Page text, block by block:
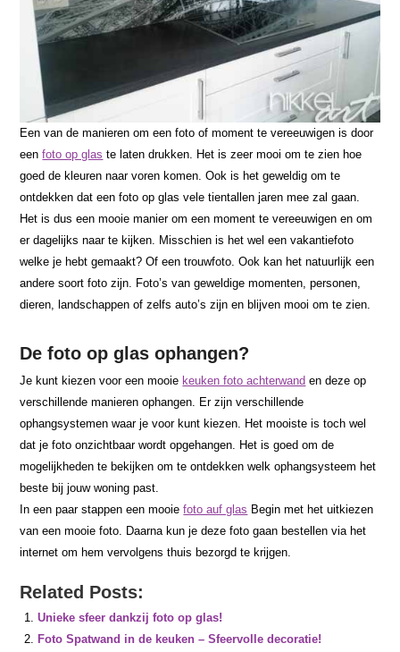
Een van de manieren om een foto of moment te vereeuwigen is door
eenfoto op glas te laten drukken. Het is zeer mooi om te zien hoe
goed de kleuren naar voren komen. Ook is het geweldig om te
ontdekken dat een foto op glas vele tientallen jaren mee zal gaan.
Het is dus een mooie manier om een moment te vereeuwigen en om
er dagelijks naar te kijken. Misschien is het wel een vakantiefoto
welke je hebt gemaakt? Of een trouwfoto. Ook kan het natuurlijk een
andere soort foto zijn. Foto’s van geweldige momenten, personen,
dieren, landschappen of zelfs auto’s zijn en blijven mooi om te zien.
De foto op glas ophangen?
Je kunt kiezen voor een mooiekeuken foto achterwand en deze op
verschillende manieren ophangen. Er zijn verschillende
ophangsystemen waar je voor kunt kiezen. Het mooiste is toch wel
dat je foto onzichtbaar wordt opgehangen. Het is goed om de
mogelijkheden te bekijken om te ontdekken welk ophangsysteem het
beste bij jouw woning past.
In een paar stappen een mooiefoto auf glas Begin met het uitkiezen
van een mooie foto. Daarna kun je deze foto gaan bestellen via het
internet om hem vervolgens thuis bezorgd te krijgen.
Related Posts:
Unieke sfeer dankzij foto op glas!
Foto Spatwand in de keuken – Sfeervolle decoratie!